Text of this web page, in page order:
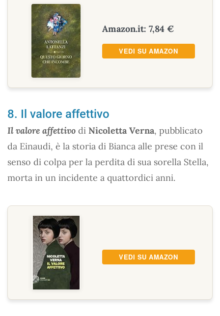
Amazon.it: 7,84 €
VEDI SU AMAZON
8. Il valore affettivo
Il valore affettivo di Nicoletta Verna, pubblicato
da Einaudi, è la storia di Bianca alle prese con il
senso di colpa per la perdita di sua sorella Stella,
morta in un incidente a quattordici anni.
VEDI SU AMAZON